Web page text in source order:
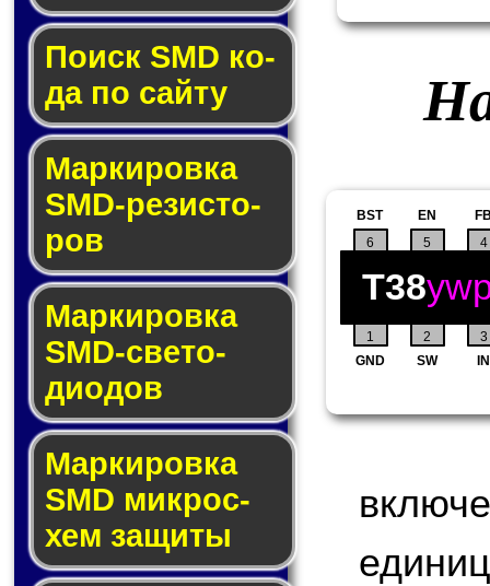
Поиск SMD ко­
да по сай­ту
Маркировка
SMD-ре­зис­то­
ров
Маркировка
SMD-све­то­
дио­дов
Мар­ки­ров­ка
SMD мик­рос­
хем защиты
1 2 3
4
GND SW IN
EN
5
6
BST
T38